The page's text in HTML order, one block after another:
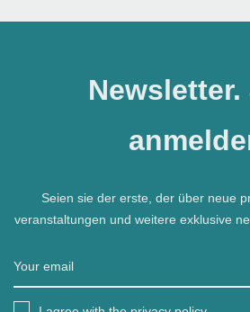
Newsletter.
Seien sie der erste, der über neue
veranstaltungen und weitere exklusive